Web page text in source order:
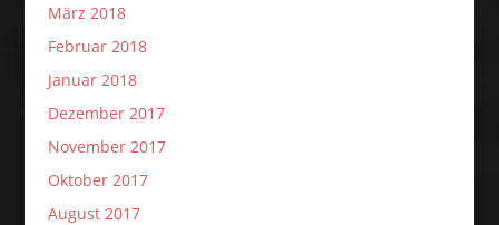
März 2018
Februar 2018
Januar 2018
Dezember 2017
November 2017
Oktober 2017
August 2017